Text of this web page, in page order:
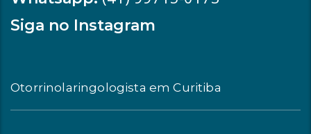
Siga no Instagram
Otorrinolaringologista em Curitiba